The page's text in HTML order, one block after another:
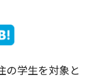
の学生を対象と